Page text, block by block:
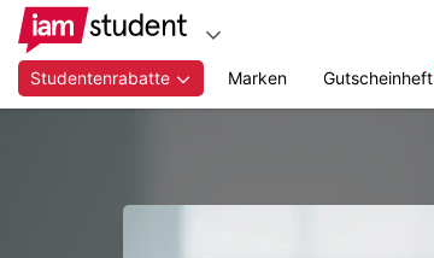
Studentenrabatte Marken Gutscheinheft